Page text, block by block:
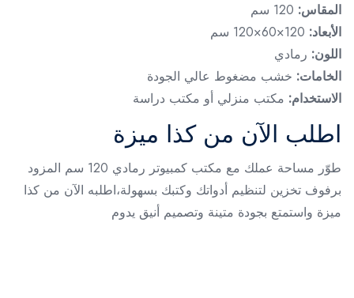
المقاس:
الأبعاد:
اللون: رمادي
الخامات: خشب مضغوط عالي الجودة
الاستخدام: مكتب منزلي أو مكتب دراسة
اطلب الآن من كذا ميزة
طوّر مساحة عملك مع مكتب كمبيوتر رمادي 120 سم المزود
برفوف تخزين لتنظيم أدواتك وكتبك بسهولة،اطلبه الآن من كذا
ميزة واستمتع بجودة متينة وتصميم أنيق يدوم